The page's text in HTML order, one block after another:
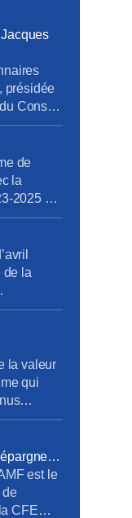
présidée
Conseil
Conseil
de
la
2025 ».
par un
les
à la
de la
et
du
la valeur
qui
est le
de
CFE